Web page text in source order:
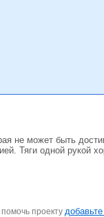
не может быть
Тяги одной рукой
проекту